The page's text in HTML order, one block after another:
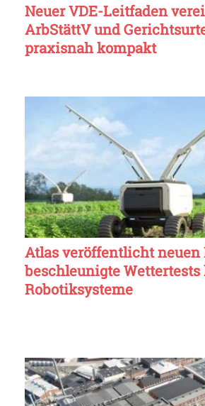
Neuer VDE-Leitfaden
ArbStättV und
praxisnah kompakt
Atlas veröffentlicht neuen
beschleunigte
Robotiksysteme